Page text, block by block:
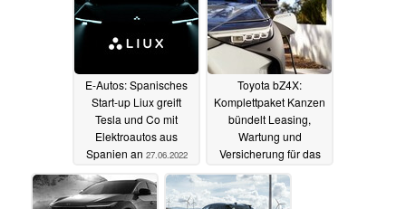
E-Autos: Spanisches
Start-up Liux greift
Tesla und Co mit
Elektroautos aus
Spanien an 27.06.2022
Toyota bZ4X:
Komplettpaket Kanzen
bündelt Leasing,
Wartung und
Versicherung für das
Elektro-SUV14.06.2022